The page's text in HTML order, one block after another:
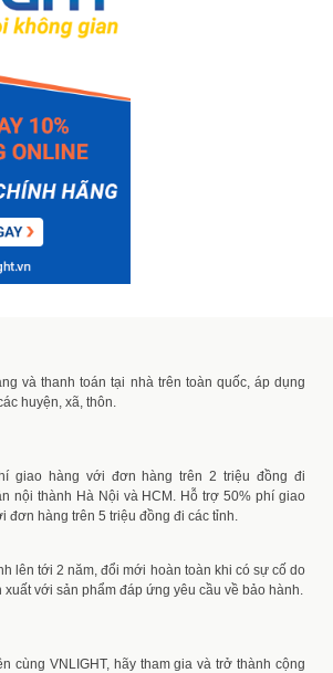
và thanh toán tại nhà trên toàn quốc, áp dụng
huyện, xã, thôn.
giao hàng với đơn hàng trên 2 triệu đồng đi
nội thành Hà Nội và HCM. Hỗ trợ 50% phí giao
đơn hàng trên 5 triệu đồng đi các tỉnh.
lên tới 2 năm, đổi mới hoàn toàn khi có sự cố do
xuất với sản phẩm đáp ứng yêu cầu về bảo hành.
cùng VNLIGHT, hãy tham gia và trở thành cộng